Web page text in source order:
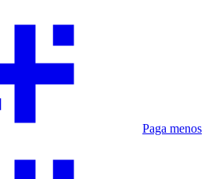
Paga menos